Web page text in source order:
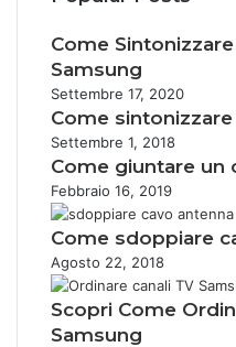
Come
Samsung
Settembre 17, 2020
Come sintonizzare
Settembre 1, 2018
Come giuntare un
Febbraio 16, 2019
Come sdoppiare
Agosto 22, 2018
Scopri Come
Samsung